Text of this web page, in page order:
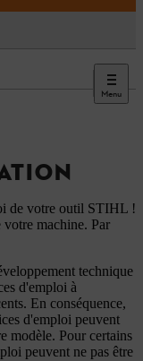
Menu
de votre outil STIHL !
machine. Par
technique
d'emploi à
En conséquence,
d'emploi peuvent
modèle. Pour certains
peuvent ne pas être